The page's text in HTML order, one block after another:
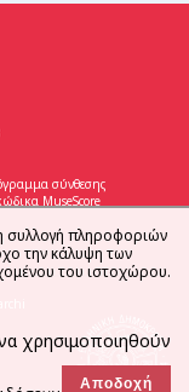
σύνθεσης
MuseScore
συλλογή πληροφοριών
την κάλυψη των
του ιστοχώρου.
χρησιμοποιηθούν